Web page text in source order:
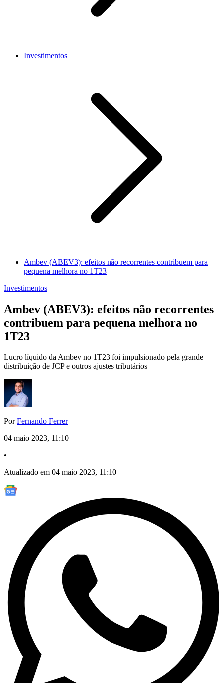
Investimentos
Ambev (ABEV3): efeitos não recorrentes contribuem para
pequena melhora no 1T23
Investimentos
Ambev (ABEV3): efeitos não recorrentes
contribuem para pequena melhora no
1T23
Lucro líquido da Ambev no 1T23 foi impulsionado pela grande
distribuição de JCP e outros ajustes tributários
PorFernando Ferrer
04 maio 2023, 11:10
•
Atualizado em 04 maio 2023, 11:10